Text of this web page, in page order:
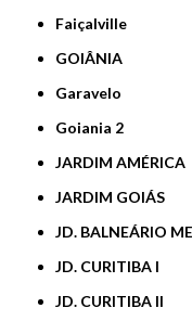
Faiçalville
GOIÂNIA
Garavelo
Goiania 2
JARDIM AMÉRICA
JARDIM GOIÁS
JD. BALNEÁRIO
JD. CURITIBA I
JD. CURITIBA II